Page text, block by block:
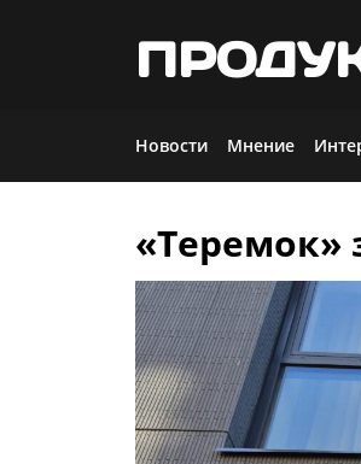
Новости Мнение
Skip
content
«Теремок»